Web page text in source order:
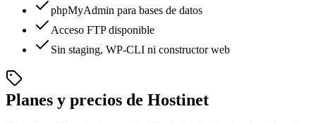
phpMyAdmin para bases de datos
Acceso FTP disponible
Sin staging, WP-CLI ni constructor web
Planes y precios de Hostinet